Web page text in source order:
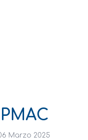
Marzo 2025